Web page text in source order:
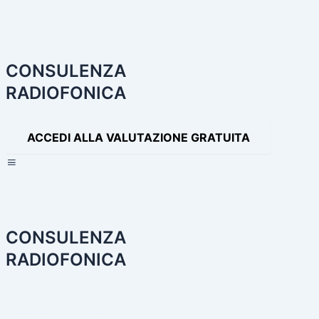
CONSULENZA
RADIOFONICA
ACCEDI ALLA VALUTAZIONE GRATUITA
CONSULENZA
RADIOFONICA